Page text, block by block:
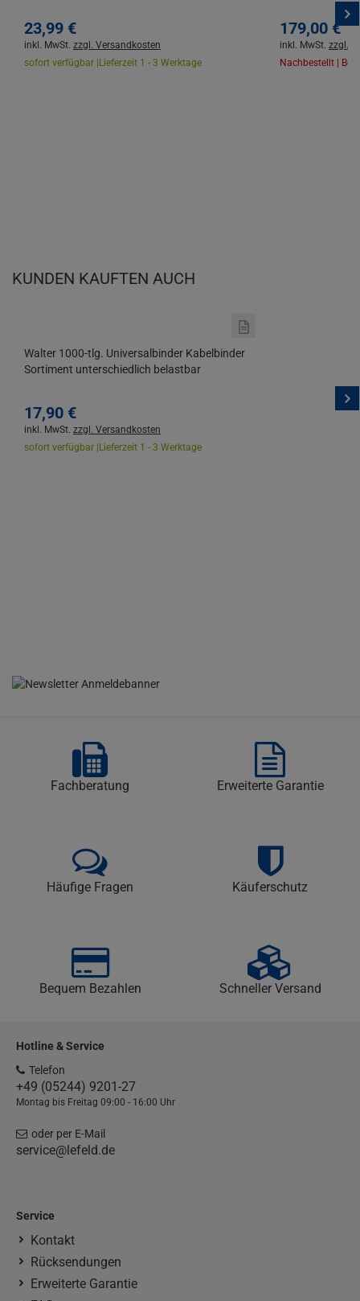
23,99 €
inkl. MwSt. zzgl. Versandkosten
sofort verfügbar | Lieferzeit 1 - 3 Werktage
179,00 €
inkl. MwSt. zzgl.
Nachbestellt |
KUNDEN KAUFTEN AUCH
Walter 1000-tlg. Universalbinder Kabelbinder
Sortiment unterschiedlich belastbar
17,90 €
inkl. MwSt. zzgl. Versandkosten
sofort verfügbar | Lieferzeit 1 - 3 Werktage
Fachberatung Erweiterte Garantie
Häufige Fragen Käuferschutz
Bequem Bezahlen Schneller Versand
Hotline & Service
Telefon
+49 (05244) 9201-27
Montag bis Freitag 09:00 - 16:00 Uhr
oder per E-Mail
service@lefeld.de
Service
Kontakt
Rücksendungen
Erweiterte Garantie